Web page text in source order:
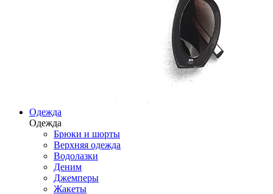
Одежда
Одежда
Брюки и шорты
Верхняя одежда
Водолазки
Деним
Джемперы
Жакеты